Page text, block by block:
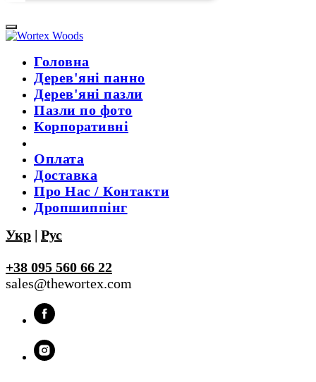
Головна
Дерев'яні панно
Дерев'яні пазли
Пазли по фото
Корпоративні
Оплата
Доставка
Про Нас / Контакти
Дропшиппінг
Укр | Рус
+38 095 560 66 22
sales@thewortex.com